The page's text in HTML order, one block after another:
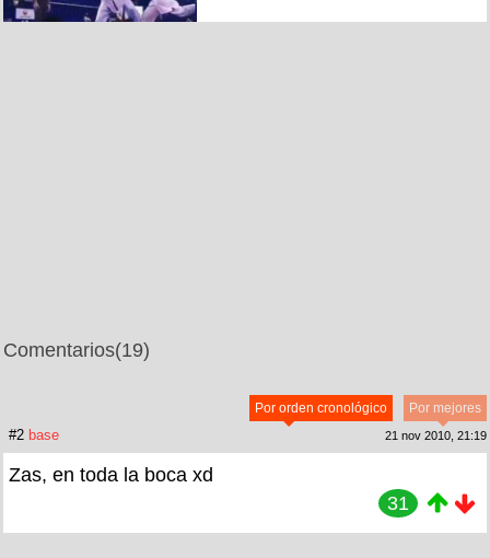
Comentarios(19)
Por mejores
Por orden cronológico
#2 base 21 nov 2010, 21:19
Zas, en toda la boca xd
31